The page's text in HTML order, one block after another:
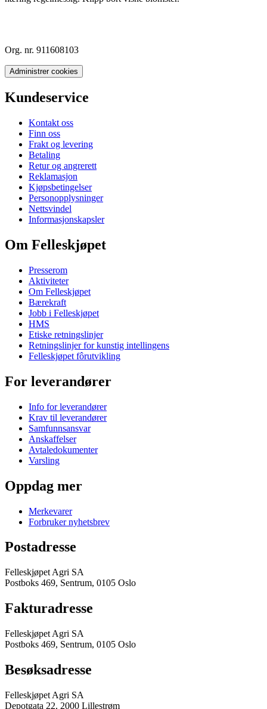
Org. nr. 911608103
Administrer cookies
Kundeservice
Kontakt oss
Finn oss
Frakt og levering
Betaling
Retur og angrerett
Reklamasjon
Kjøpsbetingelser
Personopplysninger
Nettsvindel
Informasjonskapsler
Om Felleskjøpet
Presserom
Aktiviteter
Om Felleskjøpet
Bærekraft
Jobb i Felleskjøpet
HMS
Etiske retningslinjer
Retningslinjer for kunstig intellingens
Felleskjøpet fôrutvikling
For leverandører
Info for leverandører
Krav til leverandører
Samfunnsansvar
Anskaffelser
Avtaledokumenter
Varsling
Oppdag mer
Merkevarer
Forbruker nyhetsbrev
Postadresse
Felleskjøpet Agri SA
Postboks 469, Sentrum, 0105 Oslo
Fakturadresse
Felleskjøpet Agri SA
Postboks 469, Sentrum, 0105 Oslo
Besøksadresse
Felleskjøpet Agri SA
Depotgata 22, 2000 Lillestrøm